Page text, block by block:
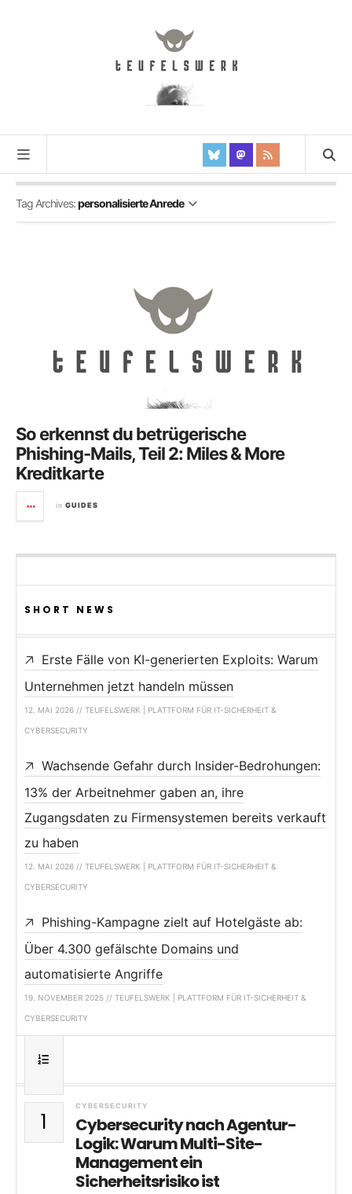
Tag Archives:personalisierte Anrede
So erkennst du betrügerische
Phishing-Mails, Teil 2: Miles & More
Kreditkarte
in GUIDES
SHORT NEWS
Erste Fälle von KI-generierten Exploits: Warum
Unternehmen jetzt handeln müssen
12. MAI 2026 // TEUFELSWERK | PLATTFORM FÜR IT-SICHERHEIT &
CYBERSECURITY
Wachsende Gefahr durch Insider-Bedrohungen:
13% der Arbeitnehmer gaben an, ihre
Zugangsdaten zu Firmensystemen bereits verkauft
zu haben
12. MAI 2026 // TEUFELSWERK | PLATTFORM FÜR IT-SICHERHEIT &
CYBERSECURITY
Phishing-Kampagne zielt auf Hotelgäste ab:
Über 4.300 gefälschte Domains und
automatisierte Angriffe
19. NOVEMBER 2025 // TEUFELSWERK | PLATTFORM FÜR IT-SICHERHEIT &
CYBERSECURITY
1
CYBERSECURITY
Cybersecurity nach Agentur-
Logik: Warum Multi-Site-
Management ein
Sicherheitsrisiko ist